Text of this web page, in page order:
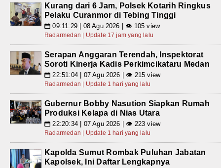
Kurang dari 6 Jam, Polsek Kotarih Ringkus
Pelaku Curanmor di Tebing Tinggi
📅 09:11:29 | 08 Agu 2026 | 👁 105 view
Radarmedan | Update 17 jam yang lalu
Serapan Anggaran Terendah, Inspektorat
Soroti Kinerja Kadis Perkimcikataru Medan
📅 22:51:04 | 07 Agu 2026 | 👁 215 view
Radarmedan | Update 1 hari yang lalu
Gubernur Bobby Nasution Siapkan Rumah
Produksi Kelapa di Nias Utara
📅 22:20:34 | 07 Agu 2026 | 👁 223 view
Radarmedan | Update 1 hari yang lalu
Kapolda Sumut Rombak Puluhan Jabatan
Kapolsek, Ini Daftar Lengkapnya